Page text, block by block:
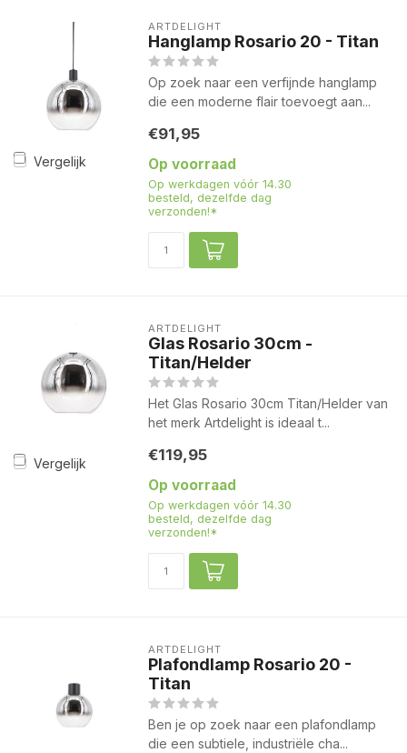
Vergelijk
ARTDELIGHT
Hanglamp Rosario 20 - Titan
Op zoek naar een verfijnde hanglamp
die een moderne flair toevoegt aan...
€91,95
Op voorraad
Op werkdagen vóór 14.30
besteld, dezelfde dag
verzonden!*
Vergelijk
ARTDELIGHT
Glas Rosario 30cm -
Titan/Helder
Het Glas Rosario 30cm Titan/Helder van
het merk Artdelight is ideaal t...
€119,95
Op voorraad
Op werkdagen vóór 14.30
besteld, dezelfde dag
verzonden!*
ARTDELIGHT
Plafondlamp Rosario 20 -
Titan
Ben je op zoek naar een plafondlamp
die een subtiele, industriële cha...